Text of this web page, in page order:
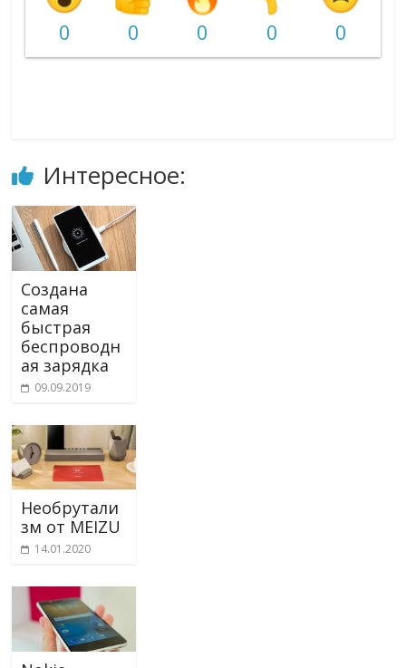
0 0 0 0 0
Интересное:
Создана
самая
быстрая
беспроводн
ая зарядка
09.09.2019
Необрутали
зм от MEIZU
14.01.2020